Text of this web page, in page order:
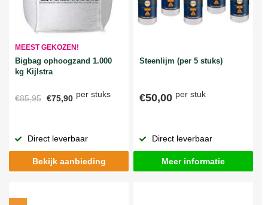
MEEST GEKOZEN!
Bigbag ophoogzand 1.000
kg Kijlstra
€85,95 €75,90 per stuks
Direct leverbaar
Bekijk aanbieding
Steenlijm (per 5 stuks)
€50,00 per stuk
Direct leverbaar
Meer informatie